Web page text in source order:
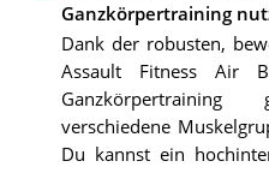
Ganzkörpertraining
Dank der robusten,
Assault Fitness Air
verschiedene
Du kannst ein